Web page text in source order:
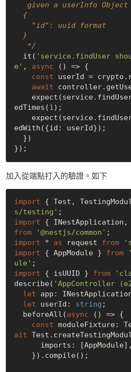
   */
  it(
'service.findUser
e' , async () => {
const userId =
await
edTimes(1);
edWith({id: userId});
加入從端點打入的驗證。如下
import { Test,
s/testing'
import
from
'@nestjs/common'
import * as request from
import { AppModule } from
ule'
import { isUUID } from
describe( 'AppController
let app:
let userId: string ;
  beforeAll(
async () => {
const moduleFixture:
ait